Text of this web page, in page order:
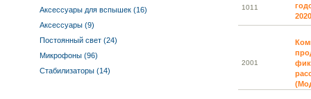
Аксессуары для вспышек (16)
Аксессуары (9)
Постоянный свет (24)
Микрофоны (96)
Стабилизаторы (14)
1011
2020
2001